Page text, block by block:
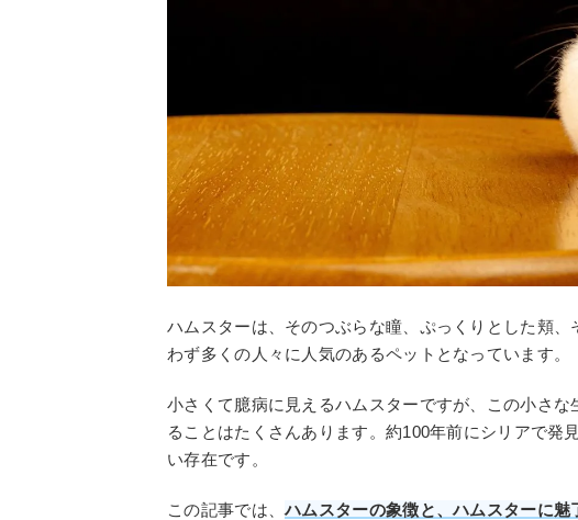
ハムスターは、そのつぶらな瞳、ぷっくりとした頬
わず多くの人々に人気のあるペットとなっています。
小さくて臆病に見えるハムスターですが、この小さ
ることはたくさんあります。約100年前にシリアで発
い存在です。
この記事では、ハムスターの象徴と、ハムスターに